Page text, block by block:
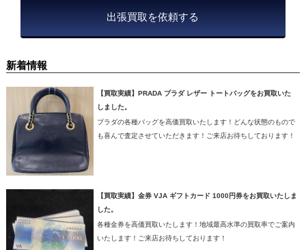
出張買取を依頼する
新着情報
【買取実績】PRADA プラダ レザー トートバッグをお買取いた
しました。
プラダの各種バッグを高価買取いたします！どんな状態のもので
も喜んで査定させていただきます！ご来店お待ちしております！
【買取実績】金券 VJA ギフトカード 1000円券をお買取いたしま
した。
各種金券を高価買取いたします！地域最高水準の買取率でご案内
いたします！ご来店お待ちしております！